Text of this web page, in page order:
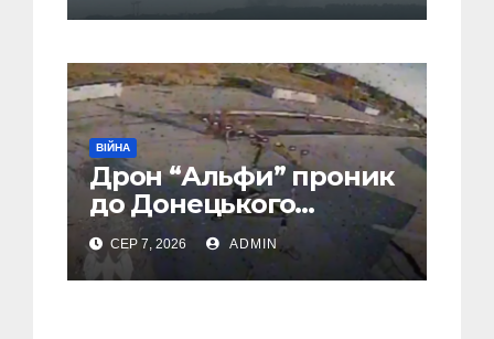
ВІЙНА
Дрон “Альфи” проник
до Донецького
аеропорту та спалив
“Шахед” ще до запуску
СЕР 7, 2026 ADMIN